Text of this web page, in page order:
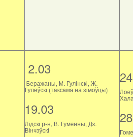
2.03
Беражаны, М. Гулінскі, Ж.
Гулеўскі (таксама на зімоўцы)
19.03
Лідскі р-н, В. Гуменны, Дз.
Вінчэўскі